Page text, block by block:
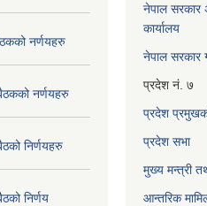
नर्णयहरु
नर्णयहरु
निर्णयहरु
निर्णय
नेपाल सरकार
कार्यालय
नेपाल सरकार
प्रदेश नं. ७
प्रदेश
प्रदेश सभा
मुख्य मन्त्री
आन्तरिक